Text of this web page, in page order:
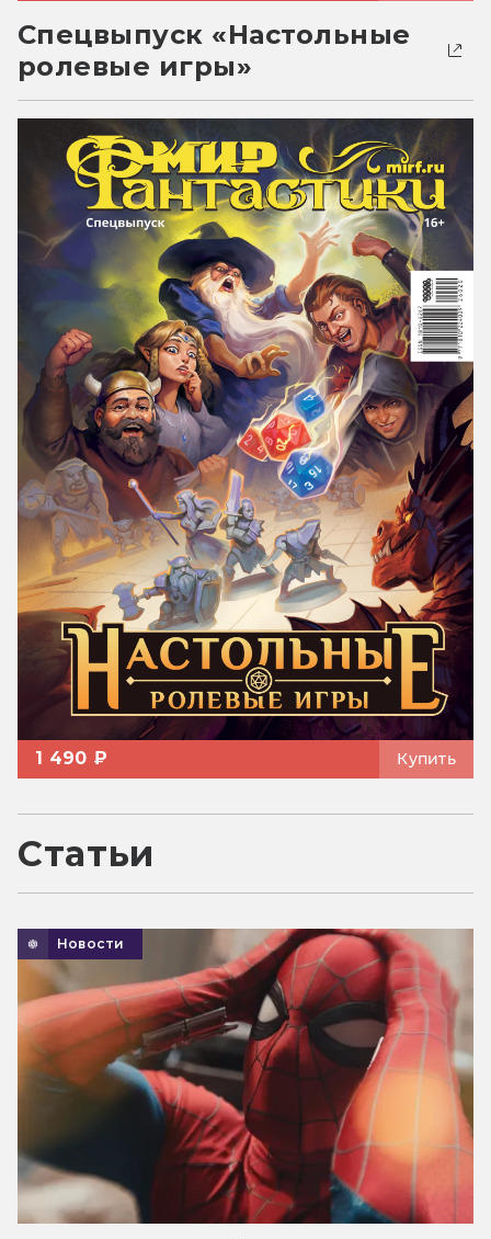
Спецвыпуск «Настольные
ролевые игры»
1 490 ₽ Купить
Статьи
Новости